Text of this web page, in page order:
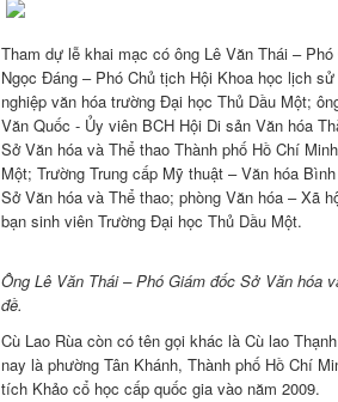
Tham dự lễ khai mạc có ông Lê Văn Thái –
Ngọc Đáng – Phó Chủ tịch Hội Khoa học lịch
nghiệp văn hóa trường Đại học Thủ Dầu Một;
Văn Quốc - Ủy viên BCH Hội Di sản Văn hóa
Sở Văn hóa và Thể thao Thành phố Hồ Chí
Một; Trường Trung cấp Mỹ thuật – Văn hóa
Sở Văn hóa và Thể thao; phòng Văn hóa – Xã
bạn sinh viên Trường Đại học Thủ Dầu Một.
Ông Lê Văn Thái – Phó Giám đốc Sở Văn hóa
đề.
Cù Lao Rùa còn có tên gọi khác là Cù lao
nay là phường Tân Khánh, Thành phố Hồ Chí
tích Khảo cổ học cấp quốc gia vào năm 2009.